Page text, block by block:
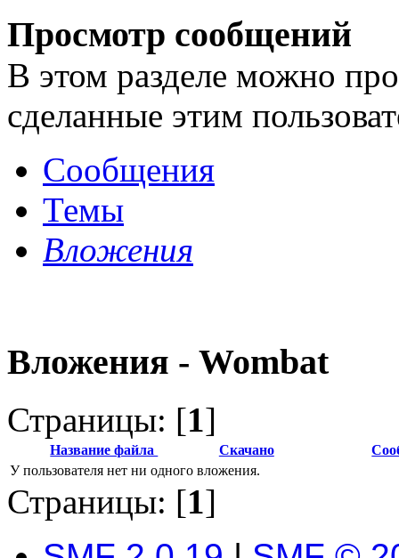
Просмотр сообщений
В этом разделе можно
сделанные этим
Сообщения
Темы
Вложения
Вложения - Wombat
Страницы: [1]
Название файла Скачано
У пользователя нет ни одного вложения.
Страницы: [1]